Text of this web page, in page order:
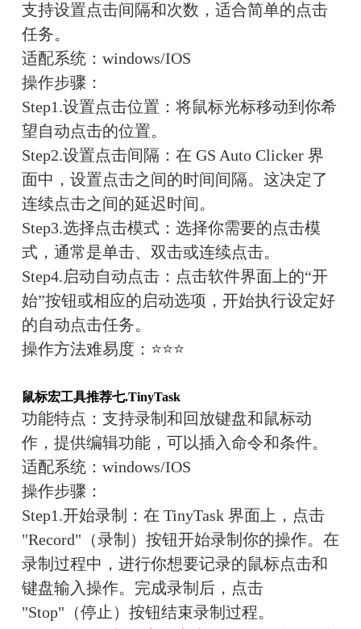
支持设置点击间隔和次数，适合简单的点击
任务。
适配系统： windows/IOS
操作步骤：
Step1.设置点击位置：将鼠标光标移动到你希
望自动点击的位置。
Step2.设置点击间隔：在 GS Auto Clicker 界
面中，设置点击之间的时间间隔。这决定了
连续点击之间的延迟时间。
Step3.选择点击模式：选择你需要的点击模
式，通常是单击、双击或连续点击。
Step4.启动自动点击：点击软件界面上的“开
始”按钮或相应的启动选项，开始执行设定好
的自动点击任务。
操作方法难易度： ⭐⭐⭐
鼠标宏工具推荐七.TinyTask
功能特点： 支持录制和回放键盘和鼠标动
作，提供编辑功能，可以插入命令和条件。
适配系统： windows/IOS
操作步骤：
Step1.开始录制：在 TinyTask 界面上，点击
"Record"（录制）按钮开始录制你的操作。在
录制过程中，进行你想要记录的鼠标点击和
键盘输入操作。完成录制后，点击
"Stop"（停止）按钮结束录制过程。